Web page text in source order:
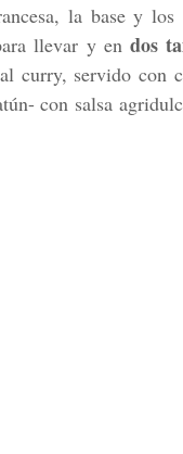
la base y los
llevar y en dos
curry, servido con
con salsa